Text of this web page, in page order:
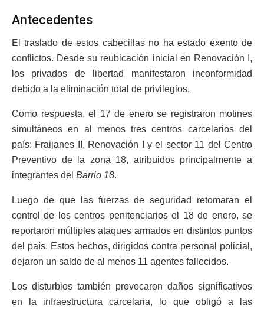
Antecedentes
El traslado de estos cabecillas no ha estado exento de
conflictos. Desde su reubicación inicial en Renovación I,
los privados de libertad manifestaron inconformidad
debido a la eliminación total de privilegios.
Como respuesta, el 17 de enero se registraron motines
simultáneos en al menos tres centros carcelarios del
país: Fraijanes II, Renovación I y el sector 11 del Centro
Preventivo de la zona 18, atribuidos principalmente a
integrantes del Barrio 18.
Luego de que las fuerzas de seguridad retomaran el
control de los centros penitenciarios el 18 de enero, se
reportaron múltiples ataques armados en distintos puntos
del país. Estos hechos, dirigidos contra personal policial,
dejaron un saldo de al menos 11 agentes fallecidos.
Los disturbios también provocaron daños significativos
en la infraestructura carcelaria, lo que obligó a las